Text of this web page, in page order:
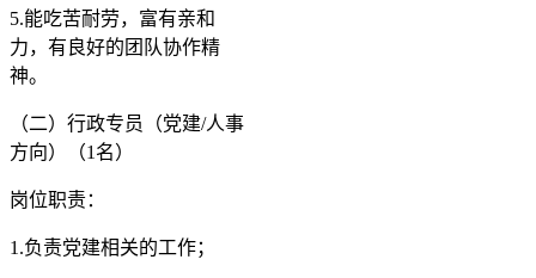
5.能吃苦耐劳，富有亲和
力，有良好的团队协作精
神。
（二）行政专员（党建/人事
方向）（1名）
岗位职责：
1.负责党建相关的工作；